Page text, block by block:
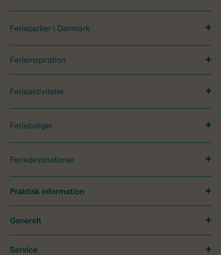
Ferieparker i Danmark
Ferieinspiration
Ferieaktiviteter
Ferieboliger
Feriedestinationer
Praktisk information
Generelt
Service